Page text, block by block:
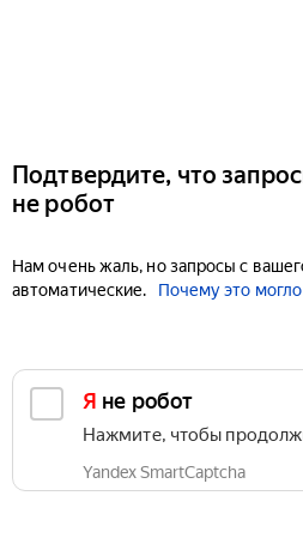
Подтвердите, что
не робот
Нам очень жаль, но запросы с
автоматические.
Почему это
Я не робот
Нажмите, чтобы
Yandex SmartCaptcha